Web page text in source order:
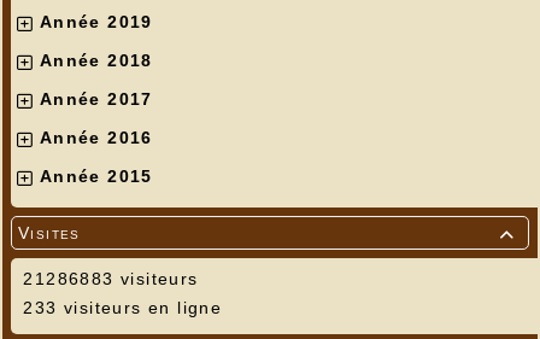
Année 2019
Année 2018
Année 2017
Année 2016
Année 2015

Visites
21286883 visiteurs
233 visiteurs en ligne